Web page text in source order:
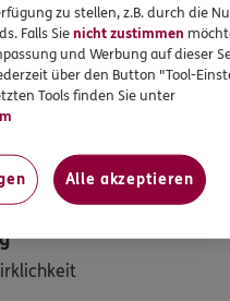
zu stellen, z.B. durch die
Falls Sienicht zustimmen
und Werbung auf dieser
über den Button "Tool-
Tools finden Sie unter
Alle akzeptieren